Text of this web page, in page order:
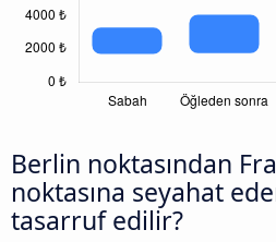
Berlin noktasından
noktasına seyahat
tasarruf edilir?